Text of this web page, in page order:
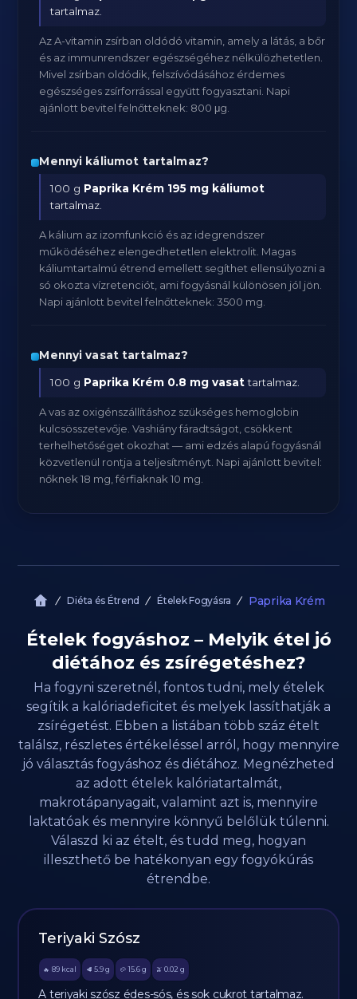
tartalmaz.
Az A-vitamin zsírban oldódó vitamin, amely a látás, a bőr
és az immunrendszer egészségéhez nélkülözhetetlen.
Mivel zsírban oldódik, felszívódásához érdemes
egészséges zsírforrással együtt fogyasztani. Napi
ajánlott bevitel felnőtteknek: 800 μg.
Mennyi káliumot tartalmaz?
100 g Paprika Krém 195 mg káliumot
tartalmaz.
A kálium az izomfunkció és az idegrendszer
működéséhez elengedhetetlen elektrolit. Magas
káliumtartalmú étrend emellett segíthet ellensúlyozni a
só okozta vízretenciót, ami fogyásnál különösen jól jön.
Napi ajánlott bevitel felnőtteknek: 3500 mg.
Mennyi vasat tartalmaz?
100 g Paprika Krém 0.8 mg vasattartalmaz.
A vas az oxigénszállításhoz szükséges hemoglobin
kulcsösszetevője. Vashiány fáradtságot, csökkent
terhelhetőséget okozhat — ami edzés alapú fogyásnál
közvetlenül rontja a teljesítményt. Napi ajánlott bevitel:
nőknek 18 mg, férfiaknak 10 mg.
Diéta és Étrend Ételek Fogyásra Paprika Krém
Ételek fogyáshoz – Melyik étel jó
diétához és zsírégetéshez?
Ha fogyni szeretnél, fontos tudni, mely ételek
segítik a kalóriadeficitet és melyek lassíthatják a
zsírégetést. Ebben a listában több száz ételt
találsz, részletes értékeléssel arról, hogy mennyire
jó választás fogyáshoz és diétához. Megnézheted
az adott ételek kalóriatartalmát,
makrotápanyagait, valamint azt is, mennyire
laktatóak és mennyire könnyű belőlük túlenni.
Válaszd ki az ételt, és tudd meg, hogyan
illeszthető be hatékonyan egy fogyókúrás
étrendbe.
Teriyaki Szósz
🔥 89 kcal 🥩 5.9 g 🥔 15.6g 🫒 0.02 g
A teriyaki szósz édes-sós, és sok cukrot tartalmaz.